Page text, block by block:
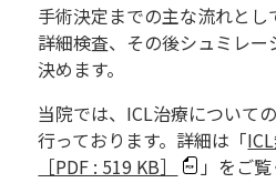
手術決定までの主な流れとし
詳細検査、その後シュミレ
決めます。
当院では、ICL治療について
行っております。詳細は「
［PDF : 519 KB］
」をご覧